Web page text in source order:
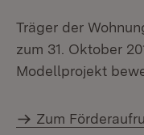
Träger der
zum 31. Oktober
Modellprojekt
Zum